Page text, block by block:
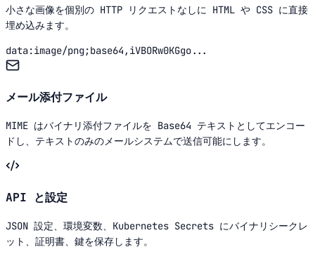
小さな画像を個別の HTTP リクエストなしに HTML や CSS に直接
埋め込みます。
data:image/png;base64,iVBORw0KGgo...
メール添付ファイル
MIME はバイナリ添付ファイルを Base64 テキストとしてエンコー
ドし、テキストのみのメールシステムで送信可能にします。
API と設定
JSON 設定、環境変数、Kubernetes Secrets にバイナリシークレ
ット、証明書、鍵を保存します。